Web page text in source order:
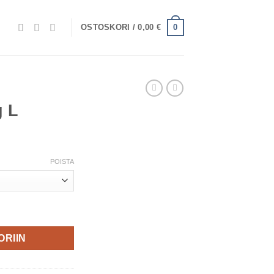
OSTOSKORI /0,00 € 0
L
POISTA